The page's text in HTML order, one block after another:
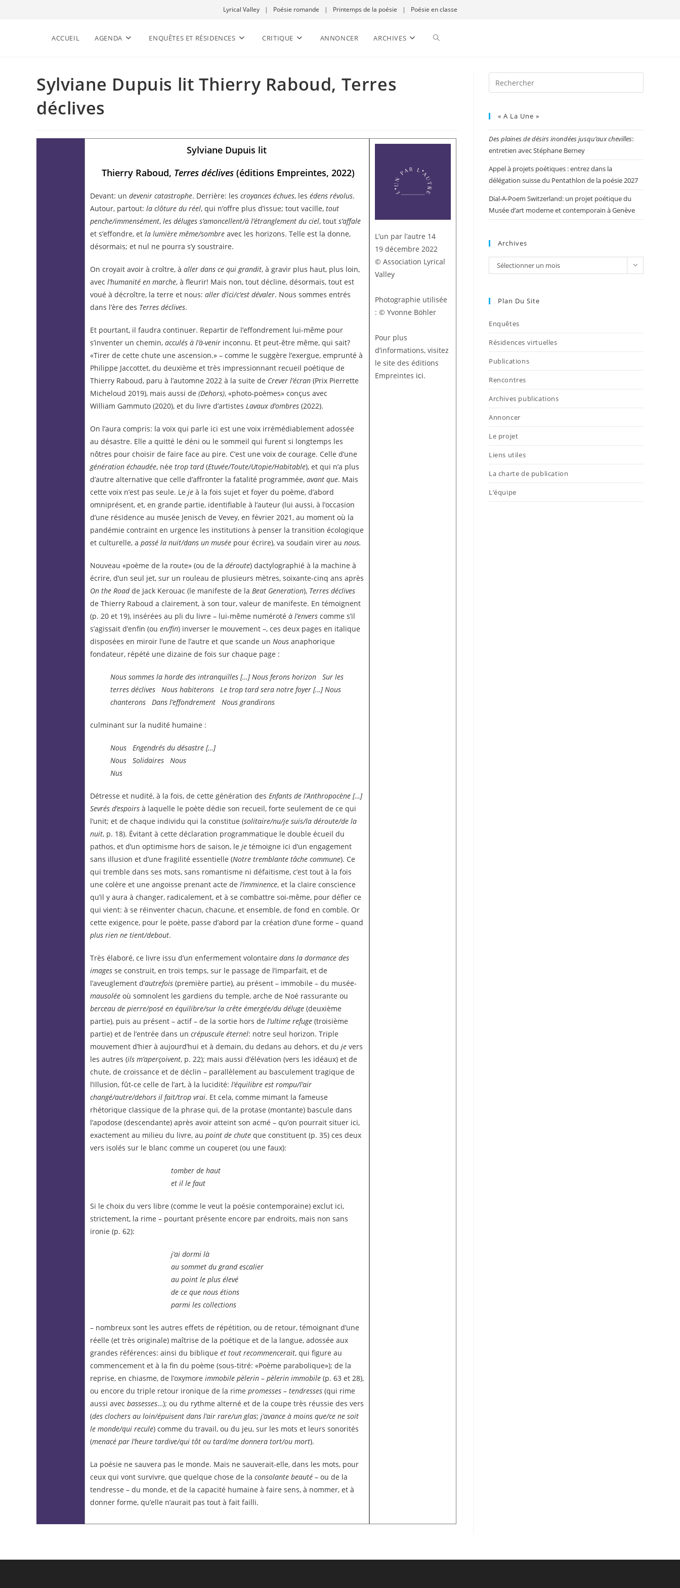
Lyrical Valley | Poésie romande | Printemps de la poésie | Poésie en classe
ACCUEIL AGENDA ENQUÊTES ET RÉSIDENCES CRITIQUE ANNONCER ARCHIVES
Sylviane Dupuis lit Thierry Raboud, Terres
déclives
Sylviane Dupuis lit
Thierry Raboud, Terres déclives (éditions Empreintes, 2022)
Devant: un devenir catastrophe. Derrière: les croyances échues, les édensrévolus.
Autour, partout: la clôture du réel, qui n’offre plus d’issue; tout vacille, tout
penche/immensément, les déluges s’amoncellent/à l’étranglement du ciel, tout s’affale
et s’effondre, et la lumière même/sombreavec les horizons. Telle est la donne,
désormais; et nul ne pourra s’y soustraire.
On croyait avoir à croître, à aller dans ce qui grandit, à gravir plus haut, plus loin,
avec l’humanité en marche, à fleurir! Mais non, tout décline, désormais, tout est
voué à décroître, la terre et nous: aller d’ici/c’est dévaler. Nous sommes entrés
dans l’ère des Terres déclives.
Et pourtant, il faudra continuer. Repartir de l’effondrement lui-même pour
s’inventer un chemin, acculés à l’à-venirinconnu. Et peut-être même, qui sait?
«Tirer de cette chute une ascension.» – comme le suggère l’exergue, emprunté à
Philippe Jaccottet, du deuxième et très impressionnant recueil poétique de
Thierry Raboud, paru à l’automne 2022 à la suite de Crever l’écran(Prix Pierrette
Micheloud 2019), mais aussi de (Dehors), «photo-poèmes» conçus avec
William Gammuto (2020), et du livre d’artistes Lavaux d’ombres (2022).
On l’aura compris: la voix qui parle ici est une voix irrémédiablement adossée
au désastre. Elle a quitté le déni ou le sommeil qui furent si longtemps les
nôtres pour choisir de faire face au pire. C’est une voix de courage. Celle d’une
génération échaudée, née trop tard(Etuvée/Toute/Utopie/Habitable), et qui n’a plus
d’autre alternative que celle d’affronter la fatalité programmée, avant que. Mais
cette voix n’est pas seule. Le jeà la fois sujet et foyer du poème, d’abord
omniprésent, et, en grande partie, identifiable à l’auteur (lui aussi, à l’occasion
d’une résidence au musée Jenisch de Vevey, en février 2021, au moment où la
pandémie contraint en urgence les institutions à penser la transition écologique
et culturelle, a passé la nuit/dans un muséepour écrire), va soudain virer au nous.
Nouveau «poème de la route» (ou de la déroute) dactylographié à la machine à
écrire, d’un seul jet, sur un rouleau de plusieurs mètres, soixante-cinq ans après
On the Roadde Jack Kerouac (le manifeste de la Beat Generation), Terres déclives
de Thierry Raboud a clairement, à son tour, valeur de manifeste. En témoignent
(p. 20 et 19), insérées au pli du livre – lui-même numéroté à l’enverscomme s’il
s’agissait d’enfin (ou en/fin) inverser le mouvement –, ces deux pages en italique
disposées en miroir l’une de l’autre et que scande un Nousanaphorique
fondateur, répété une dizaine de fois sur chaque page :
Nous sommes la horde des intranquilles […] Nous ferons horizon
Sur les
terres déclives Nous habiterons
Le trop tard sera notre foyer […] Nous
chanterons
Dans l’effondrement Nous grandirons
culminant sur la nudité humaine :
Nous Engendrés du désastre[…]
Nous Solidaires Nous
Nus
Détresse et nudité, à la fois, de cette génération des Enfants de l’Anthropocène […]
Sevrés d’espoirsà laquelle le poète dédie son recueil, forte seulement de ce qui
l’unit; et de chaque individu qui la constitue (solitaire/nu/je suis/la déroute/de la
nuit, p. 18). Évitant à cette déclaration programmatique le double écueil du
pathos, et d’un optimisme hors de saison, le jetémoigne ici d’un engagement
sans illusion et d’une fragilité essentielle (Notre tremblante tâche commune). Ce
qui tremble dans ses mots, sans romantisme ni défaitisme, c’est tout à la fois
une colère et une angoisse prenant acte de l’imminence, et la claire conscience
qu’il y aura à changer, radicalement, et à se combattre soi-même, pour défier ce
qui vient: à se réinventer chacun, chacune, et ensemble, de fond en comble. Or
cette exigence, pour le poète, passe d’abord par la création d’une forme – quand
plus rien ne tient/debout.
Très élaboré, ce livre issu d’un enfermement volontaire dans la dormance des
imagesse construit, en trois temps, sur le passage de l’imparfait, et de
l’aveuglement d’autrefois(première partie), au présent – immobile – du musée-
mausoléeoù somnolent les gardiens du temple, arche de Noé rassurante ou
berceau de pierre/posé en équilibre/sur la crête émergée/du déluge(deuxième
partie), puis au présent – actif – de la sortie hors de l’ultime refuge(troisième
partie) et de l’entrée dans un crépuscule éternel: notre seul horizon. Triple
mouvement d’hier à aujourd’hui et à demain, du dedans au dehors, et du jevers
les autres (ils m’aperçoivent, p. 22); mais aussi d’élévation (vers les idéaux) et de
chute, de croissance et de déclin – parallèlement au basculement tragique de
l’illusion, fût-ce celle de l’art, à la lucidité: l’équilibre est rompu/l’air
changé/autre/dehors il fait/trop vrai. Et cela, comme mimant la fameuse
rhétorique classique de la phrase qui, de la protase (montante) bascule dans
l’apodose (descendante) après avoir atteint son acmé – qu’on pourrait situer ici,
exactement au milieu du livre, au point de chuteque constituent (p. 35) ces deux
vers isolés sur le blanc comme un couperet (ou une faux):
tomber de haut
et il le faut
Si le choix du vers libre (comme le veut la poésie contemporaine) exclut ici,
strictement, la rime – pourtant présente encore par endroits, mais non sans
ironie (p. 62):
j’ai dormi là
au sommet du grand escalier
au point le plus élevé
de ce que nous étions
parmi les collections
– nombreux sont les autres effets de répétition, ou de retour, témoignant d’une
réelle (et très originale) maîtrise de la poétique et de la langue, adossée aux
grandes références: ainsi du biblique et tout recommencerait, qui figure au
commencement et à la fin du poème (sous-titré: «Poème parabolique»); de la
reprise, en chiasme, de l’oxymore immobile pèlerin– pèlerin immobile (p. 63 et 28),
ou encore du triple retour ironique de la rime promesses– tendresses(qui rime
aussi avec bassesses…); ou du rythme alterné et de la coupe très réussie des vers
(des clochers au loin/épuisent dans l’air rare/un glas; j’avance à moins que/ce ne soit
le monde/qui recule) comme du travail, ou du jeu, sur les mots et leurs sonorités
(menacé par l’heure tardive/qui tôt ou tard/me donnera tort/ou mort).
La poésie ne sauvera pas le monde. Mais ne sauverait-elle, dans les mots, pour
ceux qui vont survivre, que quelque chose de la consolante beauté– ou de la
tendresse – du monde, et de la capacité humaine à faire sens, à nommer, et à
donner forme, qu’elle n’aurait pas tout à fait failli.
L’un par l’autre 14
19 décembre 2022
© Association Lyrical
Valley
Photographie utilisée
: © Yvonne Böhler
Pour plus
d’informations, visitez
le site des éditions
Empreintes ici.
« A La Une »
Des plaines de désirs inondées jusqu’aux chevilles:
entretien avec Stéphane Berney
Appel à projets poétiques : entrez dans la
délégation suisse du Pentathlon de la poésie 2027
Dial-A-Poem Switzerland: un projet poétique du
Musée d’art moderne et contemporain à Genève
Archives
Sélectionner un mois
Plan Du Site
Enquêtes
Résidences virtuelles
Publications
Rencontres
Archives publications
Annoncer
Le projet
Liens utiles
La charte de publication
L’équipe